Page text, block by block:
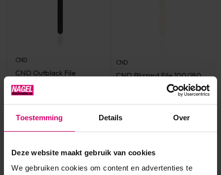
Toestemming Details Over
Deze website maakt gebruik van cookies
We gebruiken cookies om content en advertenties te
CND
CND Outblack File
2,10
CND
CND Blizzard File 100/180
1,65